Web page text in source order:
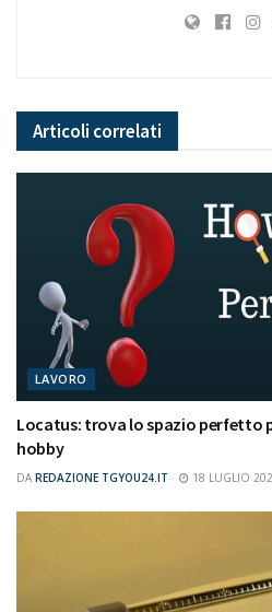
Articoli correlati
LAVORO
Locatus: trova lo spazio perfetto
hobby
DA REDAZIONE TGYOU24.IT 18 LUGLIO